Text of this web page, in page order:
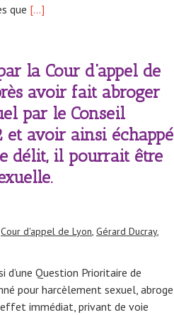
que […]
la Cour d’appel de
avoir fait abroger
par le Conseil
avoir ainsi échappé
délit, il pourrait être
Question Prioritaire de
pour harcèlement sexuel, abroge
immédiat, privant de voie
Cour d'appel de Lyon, Gérard Ducray,